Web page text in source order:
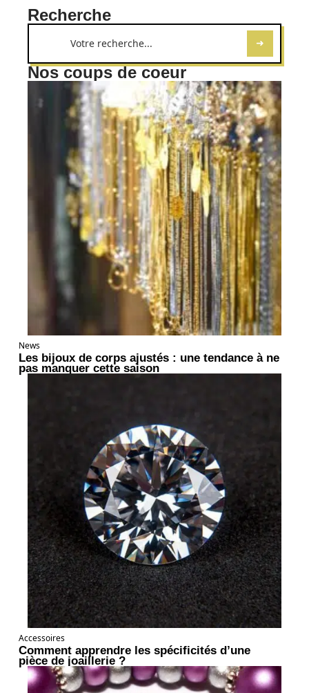
Recherche
Nos coups de coeur
News
Les bijoux de corps ajustés : une tendance à ne
pas manquer cette saison
Accessoires
Comment apprendre les spécificités d’une
pièce de joaillerie ?